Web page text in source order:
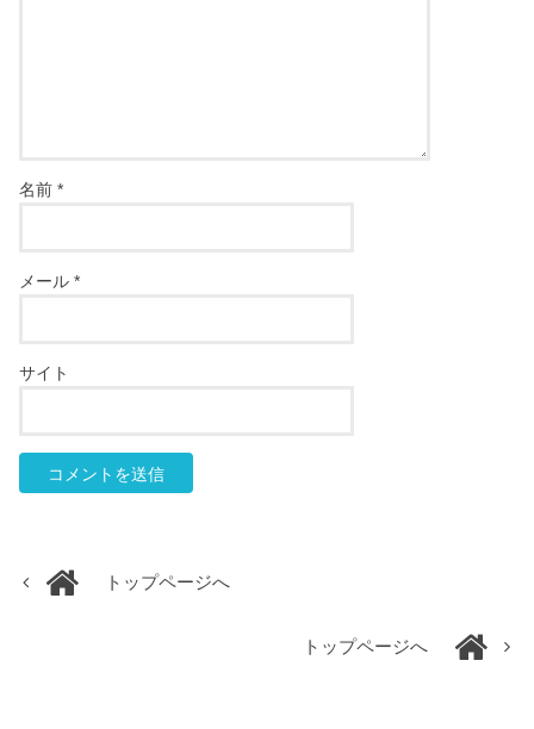
名前*
メール*
サイト
トップページへ
トップページへ